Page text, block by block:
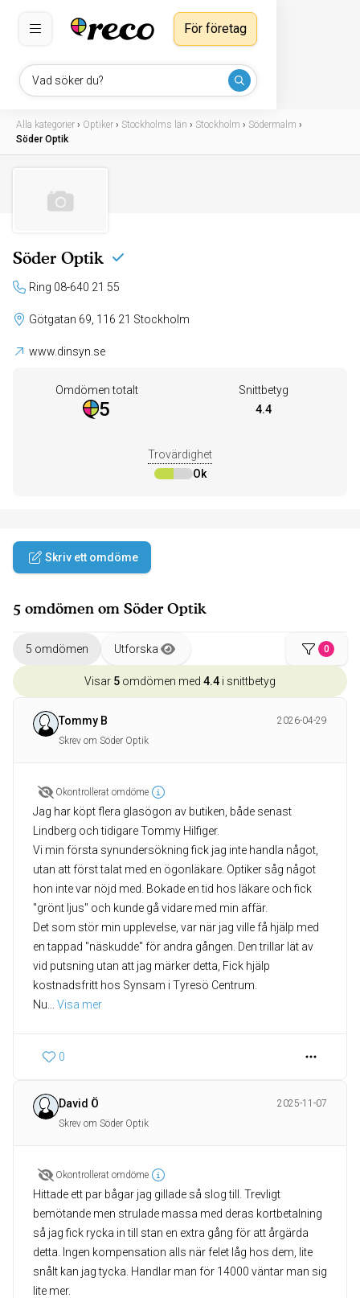
Vad söker du?
För företag
Alla kategorier › Optiker › Stockholms län › Stockholm › Södermalm ›
Söder Optik
Söder Optik
Ring 08-640 21 55
Götgatan 69, 116 21 Stockholm
www.dinsyn.se
Omdömen totalt
5
Snittbetyg
4.4
Trovärdighet
Ok
Skriv ett omdöme
5 omdömen om Söder Optik
5 omdömen Utforska 0
Visar 5 omdömen med 4.4 i snittbetyg
Tommy B
2026-04-29
Skrev om Söder Optik
Okontrollerat omdöme
Jag har köpt flera glasögon av butiken, både senast
Lindberg och tidigare Tommy Hilfiger.
Vi min första synundersökning fick jag inte handla något,
utan att först talat med en ögonläkare. Optiker såg något
hon inte var nöjd med. Bokade en tid hos läkare och fick
"grönt ljus" och kunde gå vidare med min affär.
Det som stör min upplevelse, var när jag ville få hjälp med
en tappad "näskudde" för andra gången. Den trillar lät av
vid putsning utan att jag märker detta, Fick hjälp
kostnadsfritt hos Synsam i Tyresö Centrum.
Nu
Visa mer
0
David Ö
2025-11-07
Skrev om Söder Optik
Okontrollerat omdöme
Hittade ett par bågar jag gillade så slog till. Trevligt
bemötande men strulade massa med deras kortbetalning
så jag fick rycka in till stan en extra gång för att årgärda
detta. Ingen kompensation alls när felet låg hos dem, lite
snålt kan jag tycka. Handlar man för 14000 väntar man sig
lite mer.